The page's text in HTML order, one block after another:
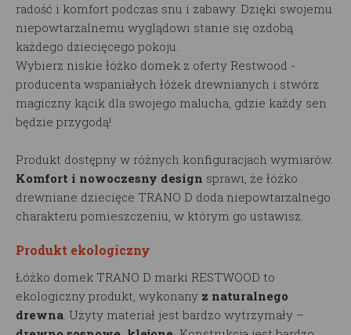
radość i komfort podczas snu i zabawy. Dzięki swojemu
niepowtarzalnemu wyglądowi stanie się ozdobą
każdego dziecięcego pokoju.
Wybierz niskie łóżko domek z oferty Restwood -
producenta wspaniałych łóżek drewnianych i stwórz
magiczny kącik dla swojego malucha, gdzie każdy sen
będzie przygodą!
Produkt dostępny w różnych konfiguracjach wymiarów.
Komfort i nowoczesny design sprawi, że łóżko
drewniane dziecięce TRANO D doda niepowtarzalnego
charakteru pomieszczeniu, w którym go ustawisz.
Produkt ekologiczny
Łóżko domek TRANO D marki RESTWOOD to
ekologiczny produkt, wykonany z naturalnego
drewna. Użyty materiał jest bardzo wytrzymały –